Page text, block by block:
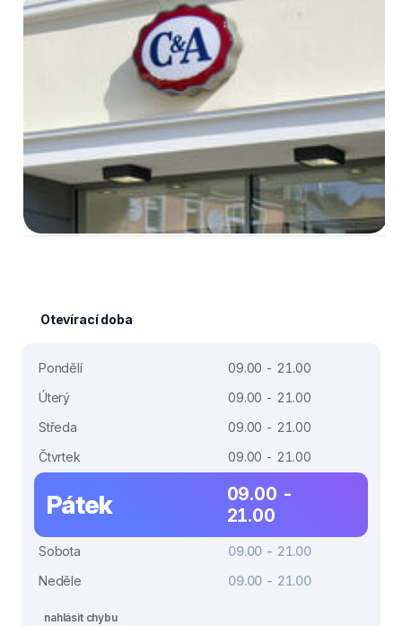
Otevírací doba
Pondělí
09.00 - 21.00
Úterý
09.00 - 21.00
Středa
09.00 - 21.00
Čtvrtek
09.00 - 21.00
Pátek
09.00 -
21.00
Sobota
09.00 - 21.00
Neděle
09.00 - 21.00
nahlásit chybu